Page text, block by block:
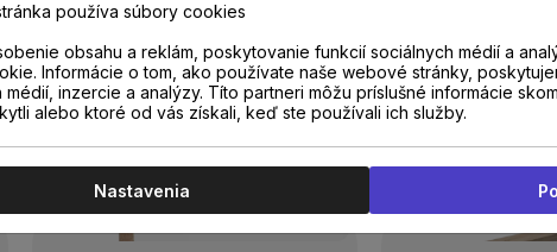
Soklová lišta PAR-KY Dub
Burley WS-BUR 2,15m
22,21 €
Frozen WS-
26,18 €
používa súbory cookies
obsahu a reklám, poskytovanie funkcií sociálnych médií a
Informácie o tom, ako používate naše webové stránky,
médií, inzercie a analýzy. Títo partneri môžu príslušné informácie
alebo ktoré od vás získali, keď ste používali ich služby.
Nastavenia